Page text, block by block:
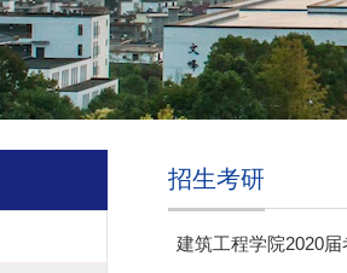
招生考研
建筑工程学院2020